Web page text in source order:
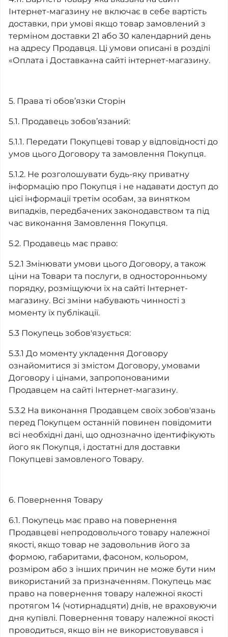
Інтернет-магазину не включає в себе вартість
доставки, при умові якщо товар замовлений з
терміном доставки 21 або 30 календарний день
на адресу Продавця. Ці умови описані в розділі
«Оплата і Доставка»на сайті інтернет-магазину.
5. Права ті обов’язки Сторін
5.1. Продавець зобов’язаний:
5.1.1. Передати Покупцеві товар у відповідності до
умов цього Договору та замовлення Покупця.
5.1.2. Не розголошувати будь-яку приватну
інформацію про Покупця і не надавати доступ до
цієї інформації третім особам, за винятком
випадків, передбачених законодавством та під
час виконання Замовлення Покупця.
5.2. Продавець має право:
5.2.1 Змінювати умови цього Договору, а також
ціни на Товари та послуги, в односторонньому
порядку, розміщуючи їх на сайті Інтернет-
магазину. Всі зміни набувають чинності з
моменту їх публікації.
5.3 Покупець зобов'язується:
5.3.1 До моменту укладення Договору
ознайомитися зі змістом Договору, умовами
Договору і цінами, запропонованими
Продавцем на сайті Інтернет-магазину.
5.3.2 На виконання Продавцем своїх зобов'язань
перед Покупцем останній повинен повідомити
всі необхідні дані, що однозначно ідентифікують
його як Покупця, і достатні для доставки
Покупцеві замовленого Товару.
6. Повернення Товару
6.1. Покупець має право на повернення
Продавцеві непродовольчого товару належної
якості, якщо товар не задовольнив його за
формою, габаритами, фасоном, кольором,
розміром або з інших причин не може бути ним
використаний за призначенням. Покупець має
право на повернення товару належної якості
протягом 14 (чотирнадцяти) днів, не враховуючи
дня купівлі. Повернення товару належної якості
проводиться, якщо він не використовувався і